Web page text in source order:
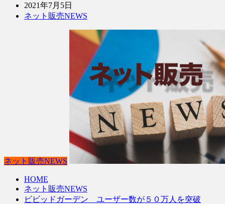
2021年7月5日
ネット販売NEWS
ネット販売NEWS
HOME
ネット販売NEWS
ビビッドガーデン ユーザー数が５０万人を突破